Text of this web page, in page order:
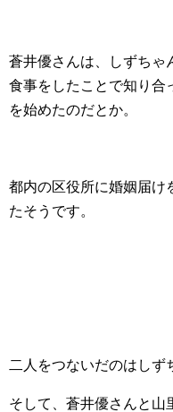
蒼井優さんは、しずちゃ
食事をしたことで知り合
を始めたのだとか。
都内の区役所に婚姻届け
たそうです。
二人をつないだのはしず
そして、蒼井優さんと山